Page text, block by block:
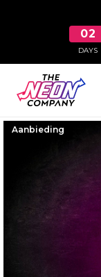
02
DAYS
Aanbieding